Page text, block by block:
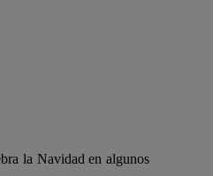
la Navidad en algunos